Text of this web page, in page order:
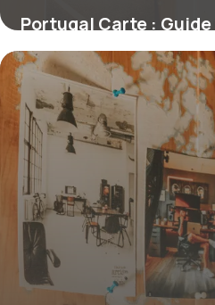
Portugal Carte :
29 juin 2026